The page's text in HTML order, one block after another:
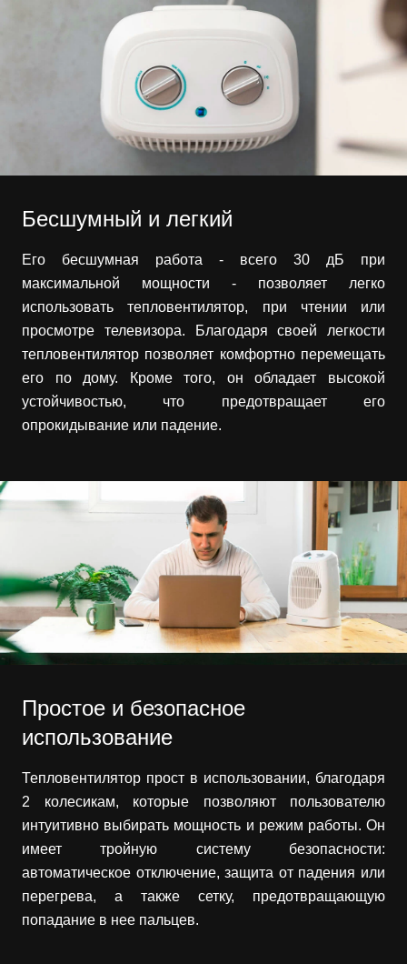
Бесшумный и легкий
Его бесшумная работа - всего 30 дБ при
максимальной мощности - позволяет легко
использовать тепловентилятор, при чтении или
просмотре телевизора. Благодаря своей легкости
тепловентилятор позволяет комфортно перемещать
его по дому. Кроме того, он обладает высокой
устойчивостью, что предотвращает его
опрокидывание или падение.
Простое и безопасное
использование
Тепловентилятор прост в использовании, благодаря
2 колесикам, которые позволяют пользователю
интуитивно выбирать мощность и режим работы. Он
имеет тройную систему безопасности:
автоматическое отключение, защита от падения или
перегрева, а также сетку, предотвращающую
попадание в нее пальцев.